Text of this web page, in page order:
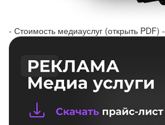
- Стоимость медиауслуг (открыть PDF) -